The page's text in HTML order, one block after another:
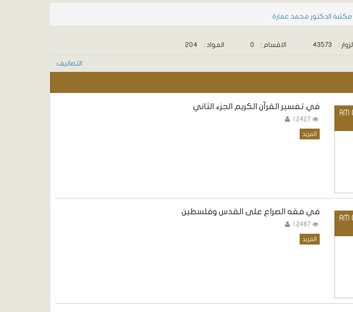
مكتبة الدكتور محمد عمارة
الزوار : 43573 الاقسام : 0 المواد : 204
التصانيف
في تفسير القرآن الكريم الجزء الثاني
المزيد
في فقه الصراع على القدس وفلسطين
المزيد